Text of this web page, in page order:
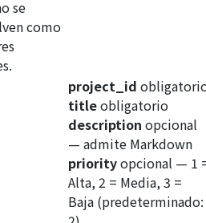
se
como
project_id
titleobligatorio
description opcional
— admite Markdown
priorityopcional — 1
Alta, 2 = Media, 3 =
Baja (predeterminado: